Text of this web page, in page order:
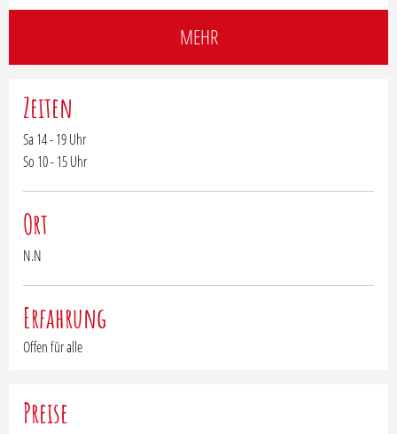
MEHR
Zeiten
Sa 14 - 19 Uhr
So 10 - 15 Uhr
Ort
N.N
Erfahrung
Offen für alle
Preise